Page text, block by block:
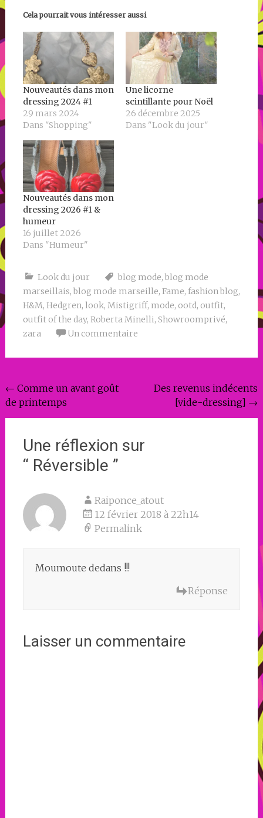
Cela pourrait vous intéresser aussi
Nouveautés dans mon
dressing 2024 #1
29 mars 2024
Dans "Shopping"
Une licorne
scintillante pour Noël
26 décembre 2025
Dans "Look du jour"
Nouveautés dans mon
dressing 2026 #1 &
humeur
16 juillet 2026
Dans "Humeur"
Look du jour blog mode, blog mode
marseillais, blog mode marseille, Fame, fashion blog,
H&M, Hedgren, look, Mistigriff, mode, ootd, outfit,
outfit of the day, Roberta Minelli, Showroomprivé,
zara
Un commentaire
Navigation
de
← Comme un avant goût
de printemps
Des revenus indécents
[vide-dressing] →
Une réflexion sur
“ Réversible ”
Raiponce_atout
12 février 2018 à 22h14
Permalink
Moumoute dedans !!!
Réponse
Laisser un commentaire